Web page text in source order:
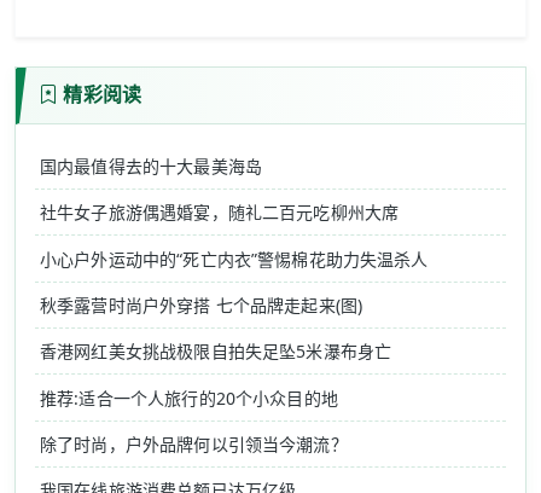
精彩阅读
国内最值得去的十大最美海岛
社牛女子旅游偶遇婚宴，随礼二百元吃柳州大席
小心户外运动中的“死亡内衣”警惕棉花助力失温杀人
秋季露营时尚户外穿搭 七个品牌走起来(图)
香港网红美女挑战极限自拍失足坠5米瀑布身亡
推荐:适合一个人旅行的20个小众目的地
除了时尚，户外品牌何以引领当今潮流？